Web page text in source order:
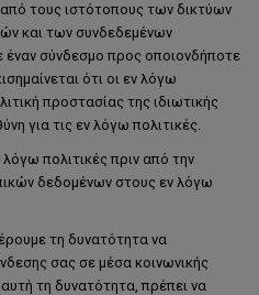
τους ιστότοπους των δικτύων
και των συνδεδεμένων
έναν σύνδεσμο προς οποιονδήποτε
ότι οι εν λόγω
προστασίας της ιδιωτικής
για τις εν λόγω πολιτικές.
πολιτικές πριν από την
δεδομένων στους εν λόγω
τη δυνατότητα να
σας σε μέσα κοινωνικής
τη δυνατότητα, πρέπει να